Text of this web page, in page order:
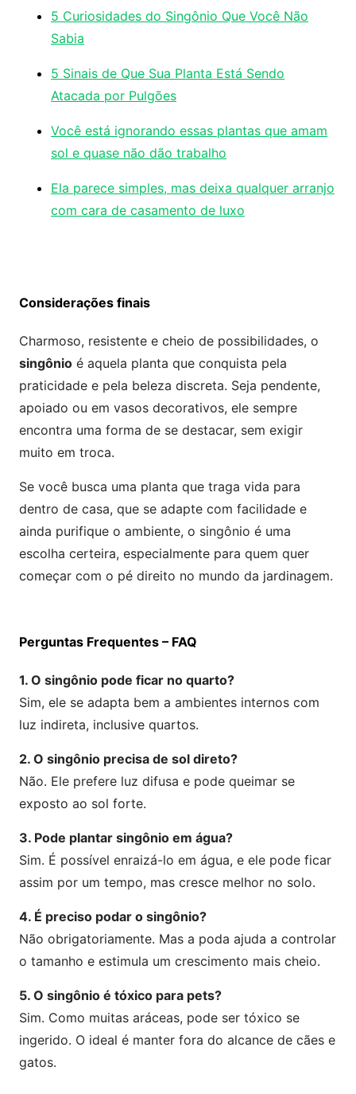
5 Curiosidades do Singônio Que Você Não
Sabia
5 Sinais de Que Sua Planta Está Sendo
Atacada por Pulgões
Você está ignorando essas plantas que amam
sol e quase não dão trabalho
Ela parece simples, mas deixa qualquer arranjo
com cara de casamento de luxo
Considerações finais
Charmoso, resistente e cheio de possibilidades, o
singônio é aquela planta que conquista pela
praticidade e pela beleza discreta. Seja pendente,
apoiado ou em vasos decorativos, ele sempre
encontra uma forma de se destacar, sem exigir
muito em troca.
Se você busca uma planta que traga vida para
dentro de casa, que se adapte com facilidade e
ainda purifique o ambiente, o singônio é uma
escolha certeira, especialmente para quem quer
começar com o pé direito no mundo da jardinagem.
Perguntas Frequentes – FAQ
1. O singônio pode ficar no quarto?
Sim, ele se adapta bem a ambientes internos com
luz indireta, inclusive quartos.
2. O singônio precisa de sol direto?
Não. Ele prefere luz difusa e pode queimar se
exposto ao sol forte.
3. Pode plantar singônio em água?
Sim. É possível enraizá-lo em água, e ele pode ficar
assim por um tempo, mas cresce melhor no solo.
4. É preciso podar o singônio?
Não obrigatoriamente. Mas a poda ajuda a controlar
o tamanho e estimula um crescimento mais cheio.
5. O singônio é tóxico para pets?
Sim. Como muitas aráceas, pode ser tóxico se
ingerido. O ideal é manter fora do alcance de cães e
gatos.